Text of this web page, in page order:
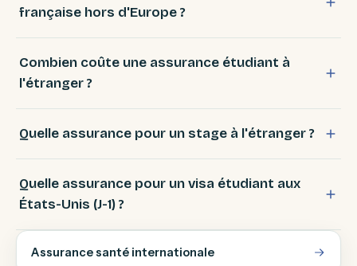
française hors d'Europe ?
Combien coûte une assurance étudiant à
l'étranger ?
Quelle assurance pour un stage à l'étranger ?
Quelle assurance pour un visa étudiant aux
États-Unis (J-1) ?
Assurance santé internationale